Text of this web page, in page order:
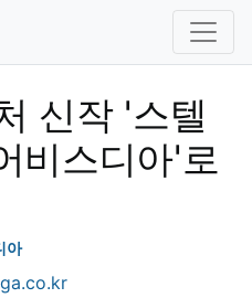
신작 '스텔
비스디아'로
아